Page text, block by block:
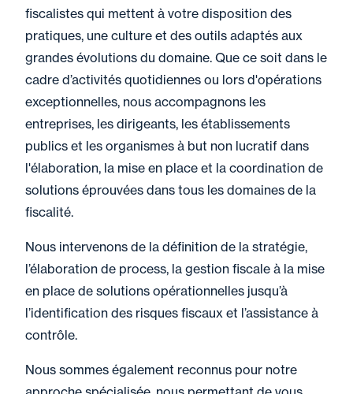
fiscalistes qui mettent à votre disposition des
pratiques, une culture et des outils adaptés aux
grandes évolutions du domaine. Que ce soit dans le
cadre d’activités quotidiennes ou lors d'opérations
exceptionnelles, nous accompagnons les
entreprises, les dirigeants, les établissements
publics et les organismes à but non lucratif dans
l'élaboration, la mise en place et la coordination de
solutions éprouvées dans tous les domaines de la
fiscalité.
Nous intervenons de la définition de la stratégie,
l’élaboration de process, la gestion fiscale à la mise
en place de solutions opérationnelles jusqu’à
l’identification des risques fiscaux et l’assistance à
contrôle.
Nous sommes également reconnus pour notre